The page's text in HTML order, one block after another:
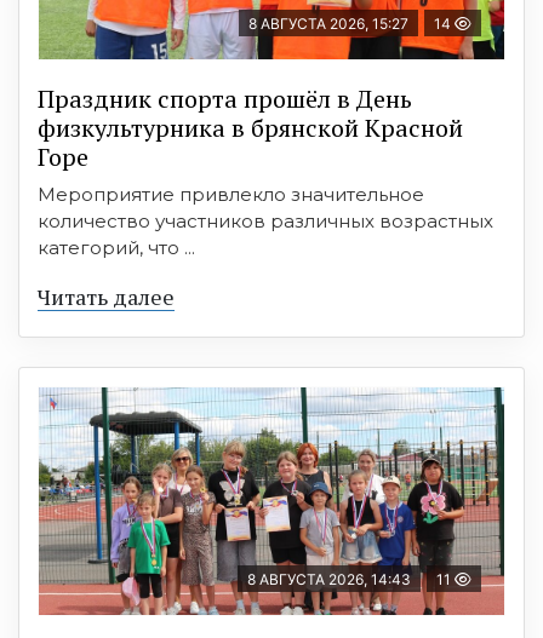
8 АВГУСТА 2026, 15:27 14
Праздник спорта прошёл в День
физкультурника в брянской Красной
Горе
Мероприятие привлекло значительное
количество участников различных возрастных
категорий, что ...
Читать далее
8 АВГУСТА 2026, 14:43 11